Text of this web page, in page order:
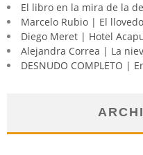
El libro en la mira de la
Marcelo Rubio | El
Diego Meret | Hotel
Alejandra Correa | La
DESNUDO COMPLETO |